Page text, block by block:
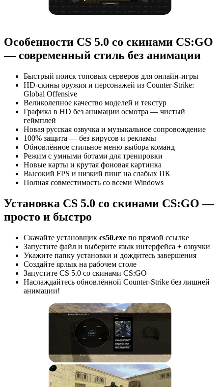
Особенности CS 5.0 со скинами CS:GO
— современный стиль без анимации
Быстрый поиск топовых серверов для онлайн-игры
HD-скины оружия и персонажей из Counter-Strike:
Global Offensive
Великолепное качество моделей и текстур
Графика в HD без анимации осмотра — чистый
геймплей
Новая русская озвучка и музыкальное сопровождение
100% защита — без вирусов и рекламы
Обновлённое стильное меню выбора команд
Режим с умными ботами для тренировки
Новые карты и крутая фоновая картинка
Высокий FPS и низкий пинг на слабых ПК
Полная совместимость со всеми Windows
Установка CS 5.0 со скинами CS:GO —
просто и быстро
Скачайте установщик cs50.exe по прямой ссылке
Запустите файл и выберите язык интерфейса + озвучки
Укажите папку установки и дождитесь завершения
Создайте ярлык на рабочем столе
Запустите CS 5.0 со скинами CS:GO
Наслаждайтесь обновлённой Counter-Strike без лишней
анимации!